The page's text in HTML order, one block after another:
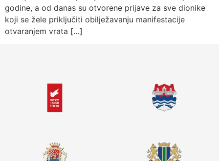
godine, a od danas su otvorene prijave za sve dionike
koji se žele priključiti obilježavanju manifestacije
otvaranjem vrata […]